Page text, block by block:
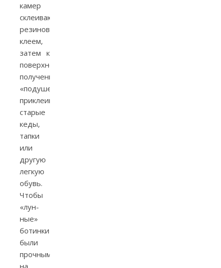
камер
склеивают
резиновым
клеем,
затем к
поверхности
полученных
«подушек»
приклеивают
старые
кеды,
тапки
или
другую
легкую
обувь.
Чтобы
«лун­
ные»
ботинки
были
прочными,
на